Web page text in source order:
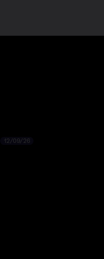
12/09/26